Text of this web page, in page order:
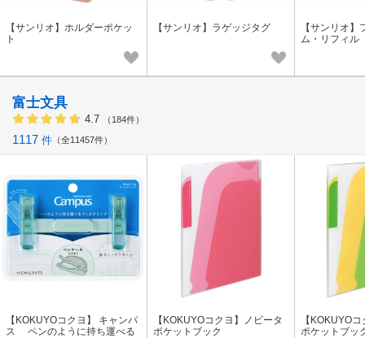
【サンリオ】ホルダーポケッ
ト
【サンリオ】ラゲッジタグ
【サンリオ
ム・リフィル
富士文具
4.7 （184件）
1117 件 全11457件
【KOKUYOコクヨ】 キャンパ
ス ペンのように持ち運べる
【KOKUYOコクヨ】ノビータ
ポケットブック
【KOKUYO
ポケットブッ